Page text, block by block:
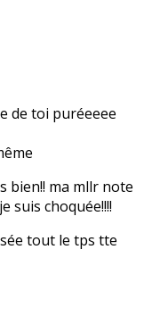
de toi puréeeee
bien!! ma mllr note
suis choquée!!!!
tout le tps tte